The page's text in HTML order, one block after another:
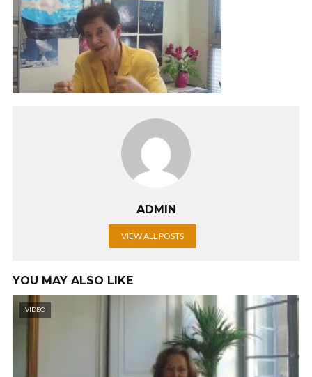
ADMIN
VIEW ALL POSTS
YOU MAY ALSO LIKE
VIDEO